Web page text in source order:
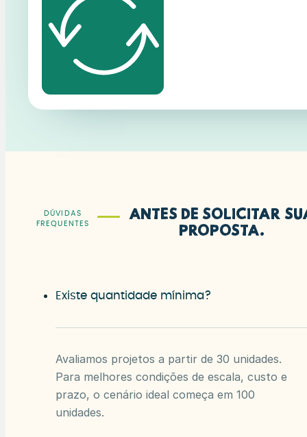
DÚVIDAS
FREQUENTES
Antes de solicitar
proposta.
Existe quantidade mínima?
Avaliamos projetos a partir de 30 unidades.
Para melhores condições de escala, custo e
prazo, o cenário ideal começa em 100
unidades.